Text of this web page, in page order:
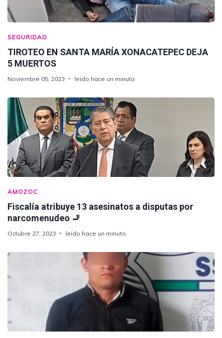
SEGURIDAD
TIROTEO EN SANTA MARÍA XONACATEPEC DEJA
5 MUERTOS
Noviembre 05, 2023 leido hace un minuto
AMOZOC
Fiscalía atribuye 13 asesinatos a disputas por
narcomenudeo 🚬
Octubre 27, 2023 leido hace un minuto